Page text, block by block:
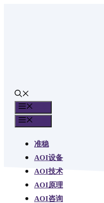
准稳
AOI设备
AOI技术
AOI原理
AOI咨询